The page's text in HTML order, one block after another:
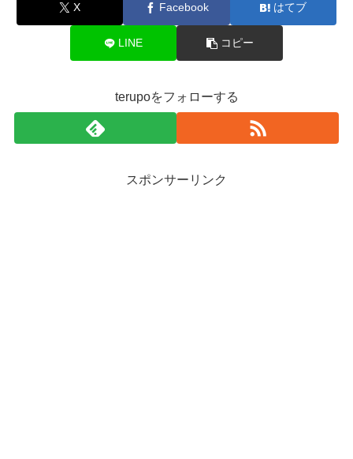
X Facebook はてブ
LINE コピー
terupoをフォローする
スポンサーリンク